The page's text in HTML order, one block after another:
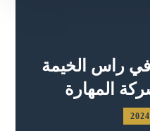
راس الخيمة